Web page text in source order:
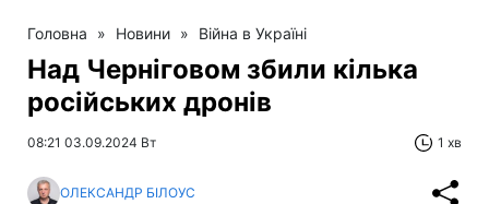
Головна » Новини » Війна в Україні
Над Черніговом збили кілька
російських дронів
08:21 03.09.2024 Вт 1 хв
ОЛЕКСАНДР БІЛОУС